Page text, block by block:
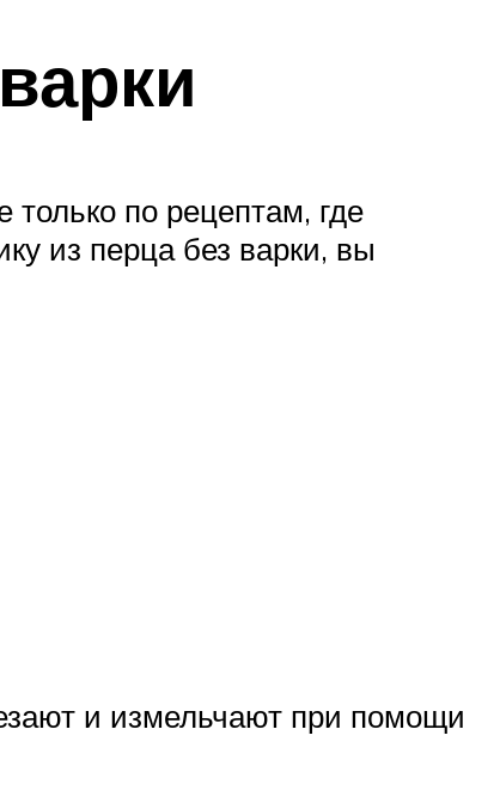
по рецептам, где
из перца без варки, вы
и измельчают при помощи